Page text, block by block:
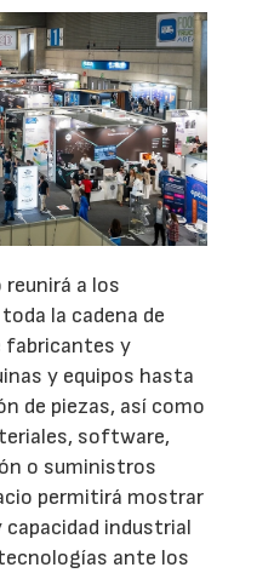
a los
la cadena de
fabricantes y
y equipos hasta
de piezas, así como
software,
o suministros
permitirá mostrar
capacidad industrial
ante los